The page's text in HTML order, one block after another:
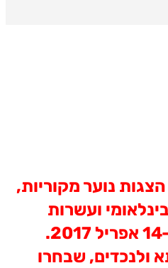
2 הצגות נוער מקוריות,
ועשרות
14-12 אפריל 2017.
ולנכדים, שבחרו